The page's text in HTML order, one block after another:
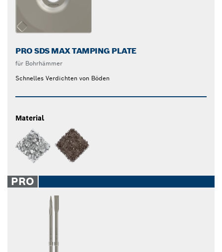
PRO SDS MAX TAMPING PLATE
für Bohrhämmer
Schnelles Verdichten von Böden
Material
PRO